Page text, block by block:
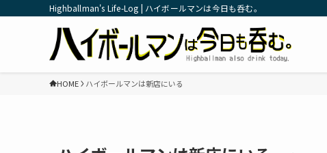
Highballman's Life-Log | ハイボールマンは今日も呑む。
HOME ハイボールマンは新店にいる